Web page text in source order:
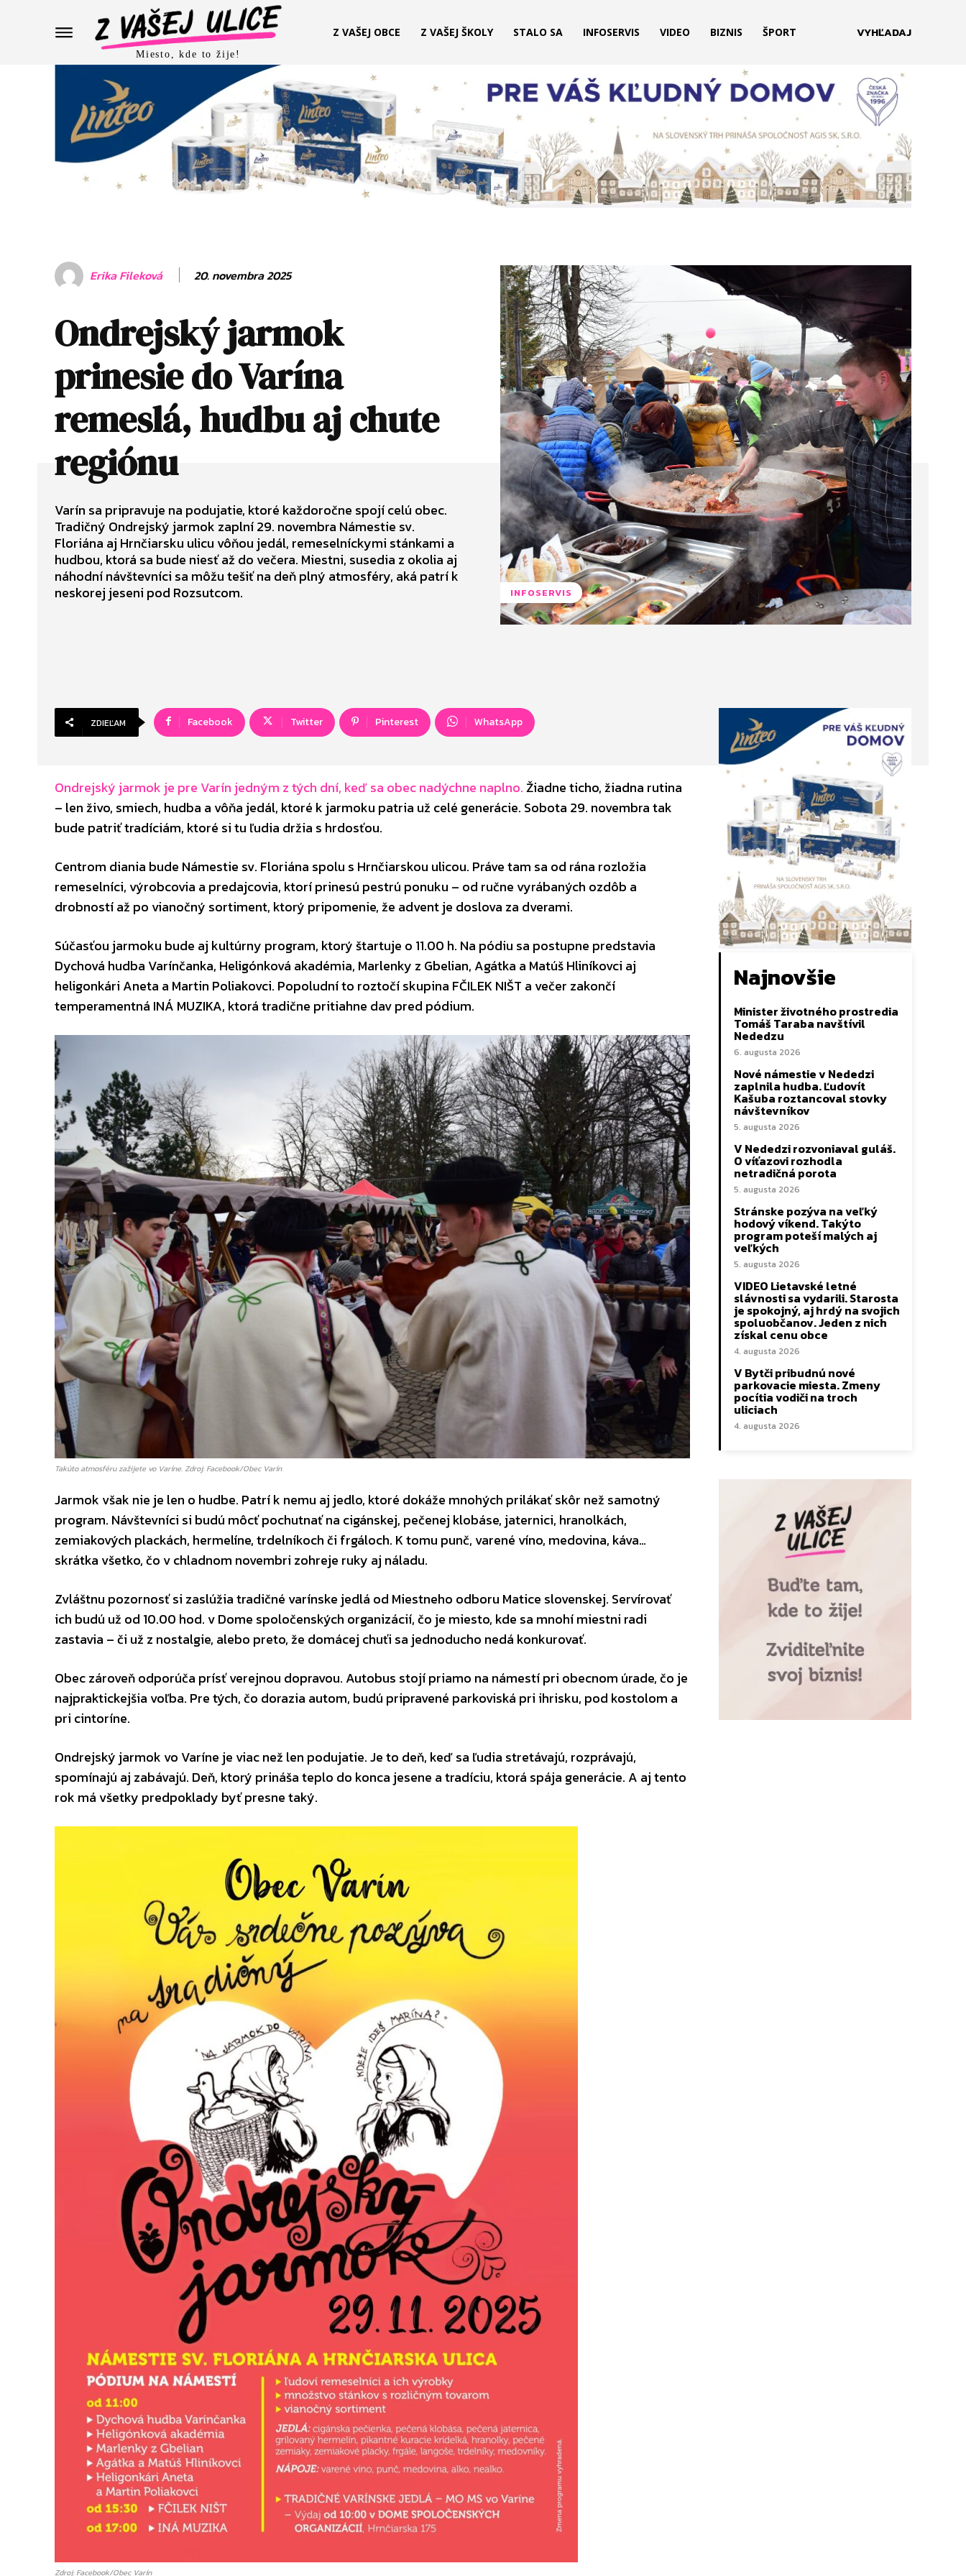
Miesto, kde to žije!
Z VAŠEJ OBCE Z VAŠEJ ŠKOLY STALO SA INFOSERVIS VIDEO BIZNIS ŠPORT VYHĽADAJ
Erika Fileková 20. novembra 2025
Ondrejský jarmok
prinesie do Varína
remeslá, hudbu aj chute
regiónu
Varín sa pripravuje na podujatie, ktoré každoročne spojí celú obec.
Tradičný Ondrejský jarmok zaplní 29. novembra Námestie sv.
Floriána aj Hrnčiarsku ulicu vôňou jedál, remeselníckymi stánkami a
hudbou, ktorá sa bude niesť až do večera. Miestni, susedia z okolia aj
náhodní návštevníci sa môžu tešiť na deň plný atmosféry, aká patrí k
neskorej jeseni pod Rozsutcom.
INFOSERVIS
ZDIEĽAM Facebook Twitter Pinterest WhatsApp
Ondrejský jarmok je pre Varín jedným z tých dní, keď sa obec nadýchne naplno.Žiadne ticho, žiadna rutina
– len živo, smiech, hudba a vôňa jedál, ktoré k jarmoku patria už celé generácie. Sobota 29. novembra tak
bude patriť tradíciám, ktoré si tu ľudia držia s hrdosťou.
Centrom diania bude Námestie sv. Floriána spolu s Hrnčiarskou ulicou. Práve tam sa od rána rozložia
remeselníci, výrobcovia a predajcovia, ktorí prinesú pestrú ponuku – od ručne vyrábaných ozdôb a
drobností až po vianočný sortiment, ktorý pripomenie, že advent je doslova za dverami.
Súčasťou jarmoku bude aj kultúrny program, ktorý štartuje o 11.00 h. Na pódiu sa postupne predstavia
Dychová hudba Varínčanka, Heligónková akadémia, Marlenky z Gbelian, Agátka a Matúš Hliníkovci aj
heligonkári Aneta a Martin Poliakovci. Popoludní to roztočí skupina FČILEK NIŠT a večer zakončí
temperamentná INÁ MUZIKA, ktorá tradične pritiahne dav pred pódium.
Takúto atmosféru zažijete vo Varíne. Zdroj: Facebook/Obec Varín
Jarmok však nie je len o hudbe. Patrí k nemu aj jedlo, ktoré dokáže mnohých prilákať skôr než samotný
program. Návštevníci si budú môcť pochutnať na cigánskej, pečenej klobáse, jaternici, hranolkách,
zemiakových plackách, hermelíne, trdelníkoch či frgáloch. K tomu punč, varené víno, medovina, káva…
skrátka všetko, čo v chladnom novembri zohreje ruky aj náladu.
Zvláštnu pozornosť si zaslúžia tradičné varínske jedlá od Miestneho odboru Matice slovenskej. Servírovať
ich budú už od 10.00 hod. v Dome spoločenských organizácií, čo je miesto, kde sa mnohí miestni radi
zastavia – či už z nostalgie, alebo preto, že domácej chuťi sa jednoducho nedá konkurovať.
Obec zároveň odporúča prísť verejnou dopravou. Autobus stojí priamo na námestí pri obecnom úrade, čo je
najpraktickejšia voľba. Pre tých, čo dorazia autom, budú pripravené parkoviská pri ihrisku, pod kostolom a
pri cintoríne.
Ondrejský jarmok vo Varíne je viac než len podujatie. Je to deň, keď sa ľudia stretávajú, rozprávajú,
spomínajú aj zabávajú. Deň, ktorý prináša teplo do konca jesene a tradíciu, ktorá spája generácie. A aj tento
rok má všetky predpoklady byť presne taký.
Zdroj: Facebook/Obec Varín
Najnovšie
Minister životného prostredia
Tomáš Taraba navštívil
Nededzu
6. augusta 2026
Nové námestie v Nededzi
zaplnila hudba. Ľudovít
Kašuba roztancoval stovky
návštevníkov
5. augusta 2026
V Nededzi rozvoniaval guláš.
O víťazovi rozhodla
netradičná porota
5. augusta 2026
Stránske pozýva na veľký
hodový víkend. Takýto
program poteší malých aj
veľkých
5. augusta 2026
VIDEO Lietavské letné
slávnosti sa vydarili. Starosta
je spokojný, aj hrdý na svojich
spoluobčanov. Jeden z nich
získal cenu obce
4. augusta 2026
V Bytči pribudnú nové
parkovacie miesta. Zmeny
pocítia vodiči na troch
uliciach
4. augusta 2026